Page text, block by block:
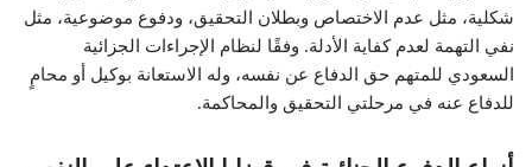
شكلية، مثل عدم الاختصاص وبطلان التحقيق، ودفوع موضوعية، مثل
نفي التهمة لعدم كفاية الأدلة. وفقًا لنظام الإجراءات الجزائية
السعودي للمتهم حق الدفاع عن نفسه، وله الاستعانة بوكيل أو محامٍ
للدفاع عنه في مرحلتي التحقيق والمحاكمة.